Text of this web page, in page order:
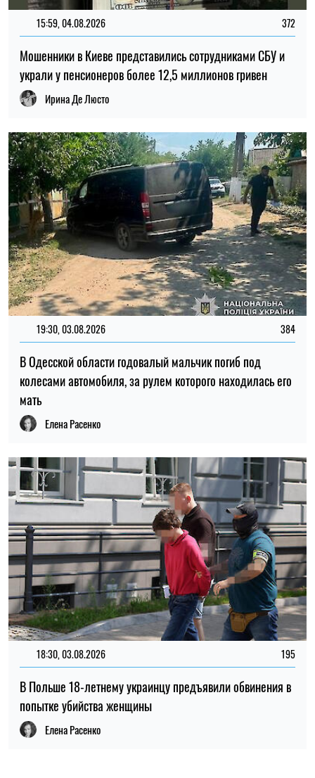
15:59, 04.08.2026 372
Мошенники в Киеве представились сотрудниками СБУ и
украли у пенсионеров более 12,5 миллионов гривен
Ирина Де Люсто
19:30, 03.08.2026 384
В Одесской области годовалый мальчик погиб под
колесами автомобиля, за рулем которого находилась его
мать
Елена Расенко
18:30, 03.08.2026 195
В Польше 18-летнему украинцу предъявили обвинения в
попытке убийства женщины
Елена Расенко